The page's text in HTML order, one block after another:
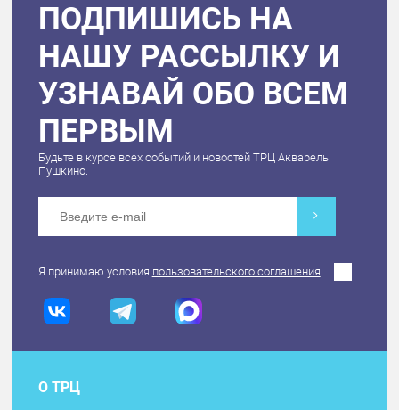
ПОДПИШИСЬ НА
НАШУ РАССЫЛКУ И
УЗНАВАЙ ОБО ВСЕМ
ПЕРВЫМ
Будьте в курсе всех событий и новостей ТРЦ Акварель
Пушкино.
Я принимаю условия пользовательского соглашения
О ТРЦ